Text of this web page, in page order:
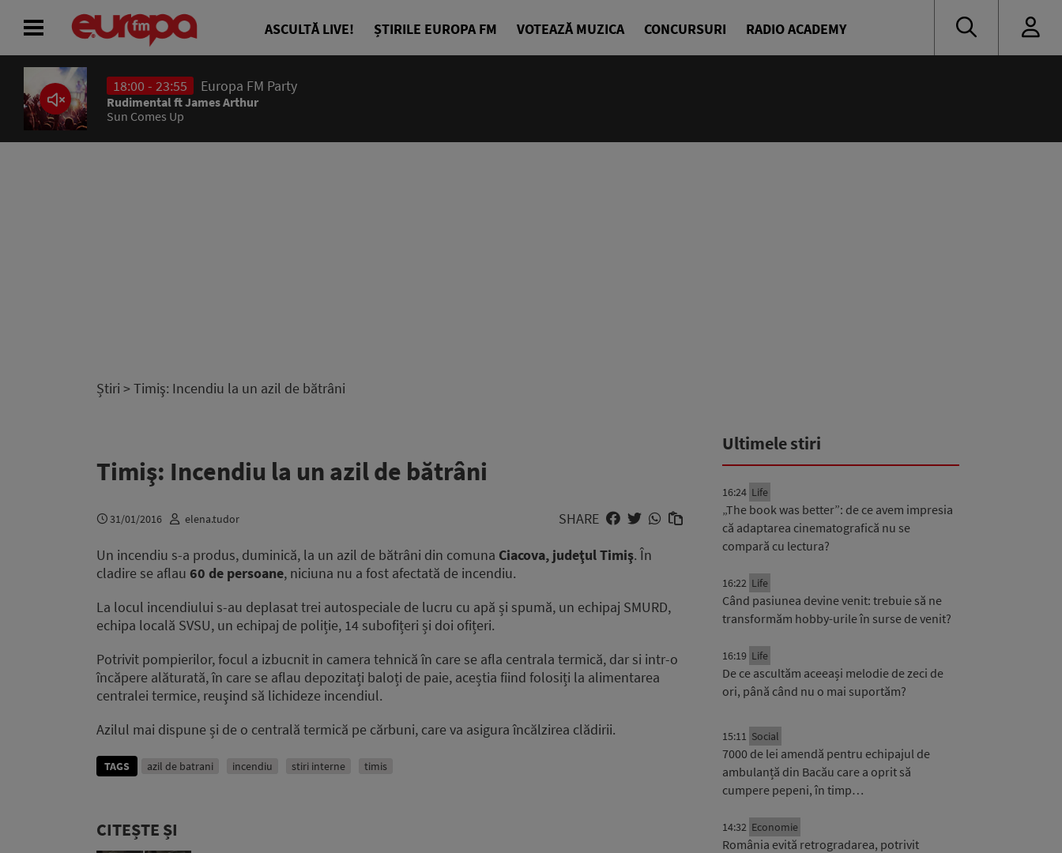
ASCULTĂ LIVE! ȘTIRILE EUROPA FM VOTEAZĂ MUZICA CONCURSURI RADIO ACADEMY
18:00 - 23:55 Europa FM Party
Rudimental ft James Arthur
Sun Comes Up
Știri > Timiş: Incendiu la un azil de bătrâni
Timiş: Incendiu la un azil de bătrâni
31/01/2016 elena.tudor
SHARE
Un incendiu s-a produs, duminică, la un azil de bătrâni din comuna Ciacova, judeţul Timiş. În
cladire se aflau 60 de persoane, niciuna nu a fost afectată de incendiu.
La locul incendiului s-au deplasat trei autospeciale de lucru cu apă și spumă, un echipaj SMURD,
echipa locală SVSU, un echipaj de poliție, 14 subofițeri și doi ofițeri.
Potrivit pompierilor, focul a izbucnit in camera tehnică în care se afla centrala termică, dar si intr-o
încăpere alăturată, în care se aflau depozitați baloți de paie, aceștia fiind folosiți la alimentarea
centralei termice, reuşind să lichideze incendiul.
Azilul mai dispune și de o centrală termică pe cărbuni, care va asigura încălzirea clădirii.
TAGS azil de batrani incendiu stiri interne timis
CITEȘTE ȘI
Ultimele stiri
16:24 Life
„The book was better”: de ce avem impresia
că adaptarea cinematografică nu se
compară cu lectura?
16:22 Life
Când pasiunea devine venit: trebuie să ne
transformăm hobby-urile în surse de venit?
16:19 Life
De ce ascultăm aceeași melodie de zeci de
ori, până când nu o mai suportăm?
15:11 Social
7000 de lei amendă pentru echipajul de
ambulanță din Bacău care a oprit să
cumpere pepeni, în timp…
14:32 Economie
România evită retrogradarea, potrivit
ACASĂ
ȘTIRI